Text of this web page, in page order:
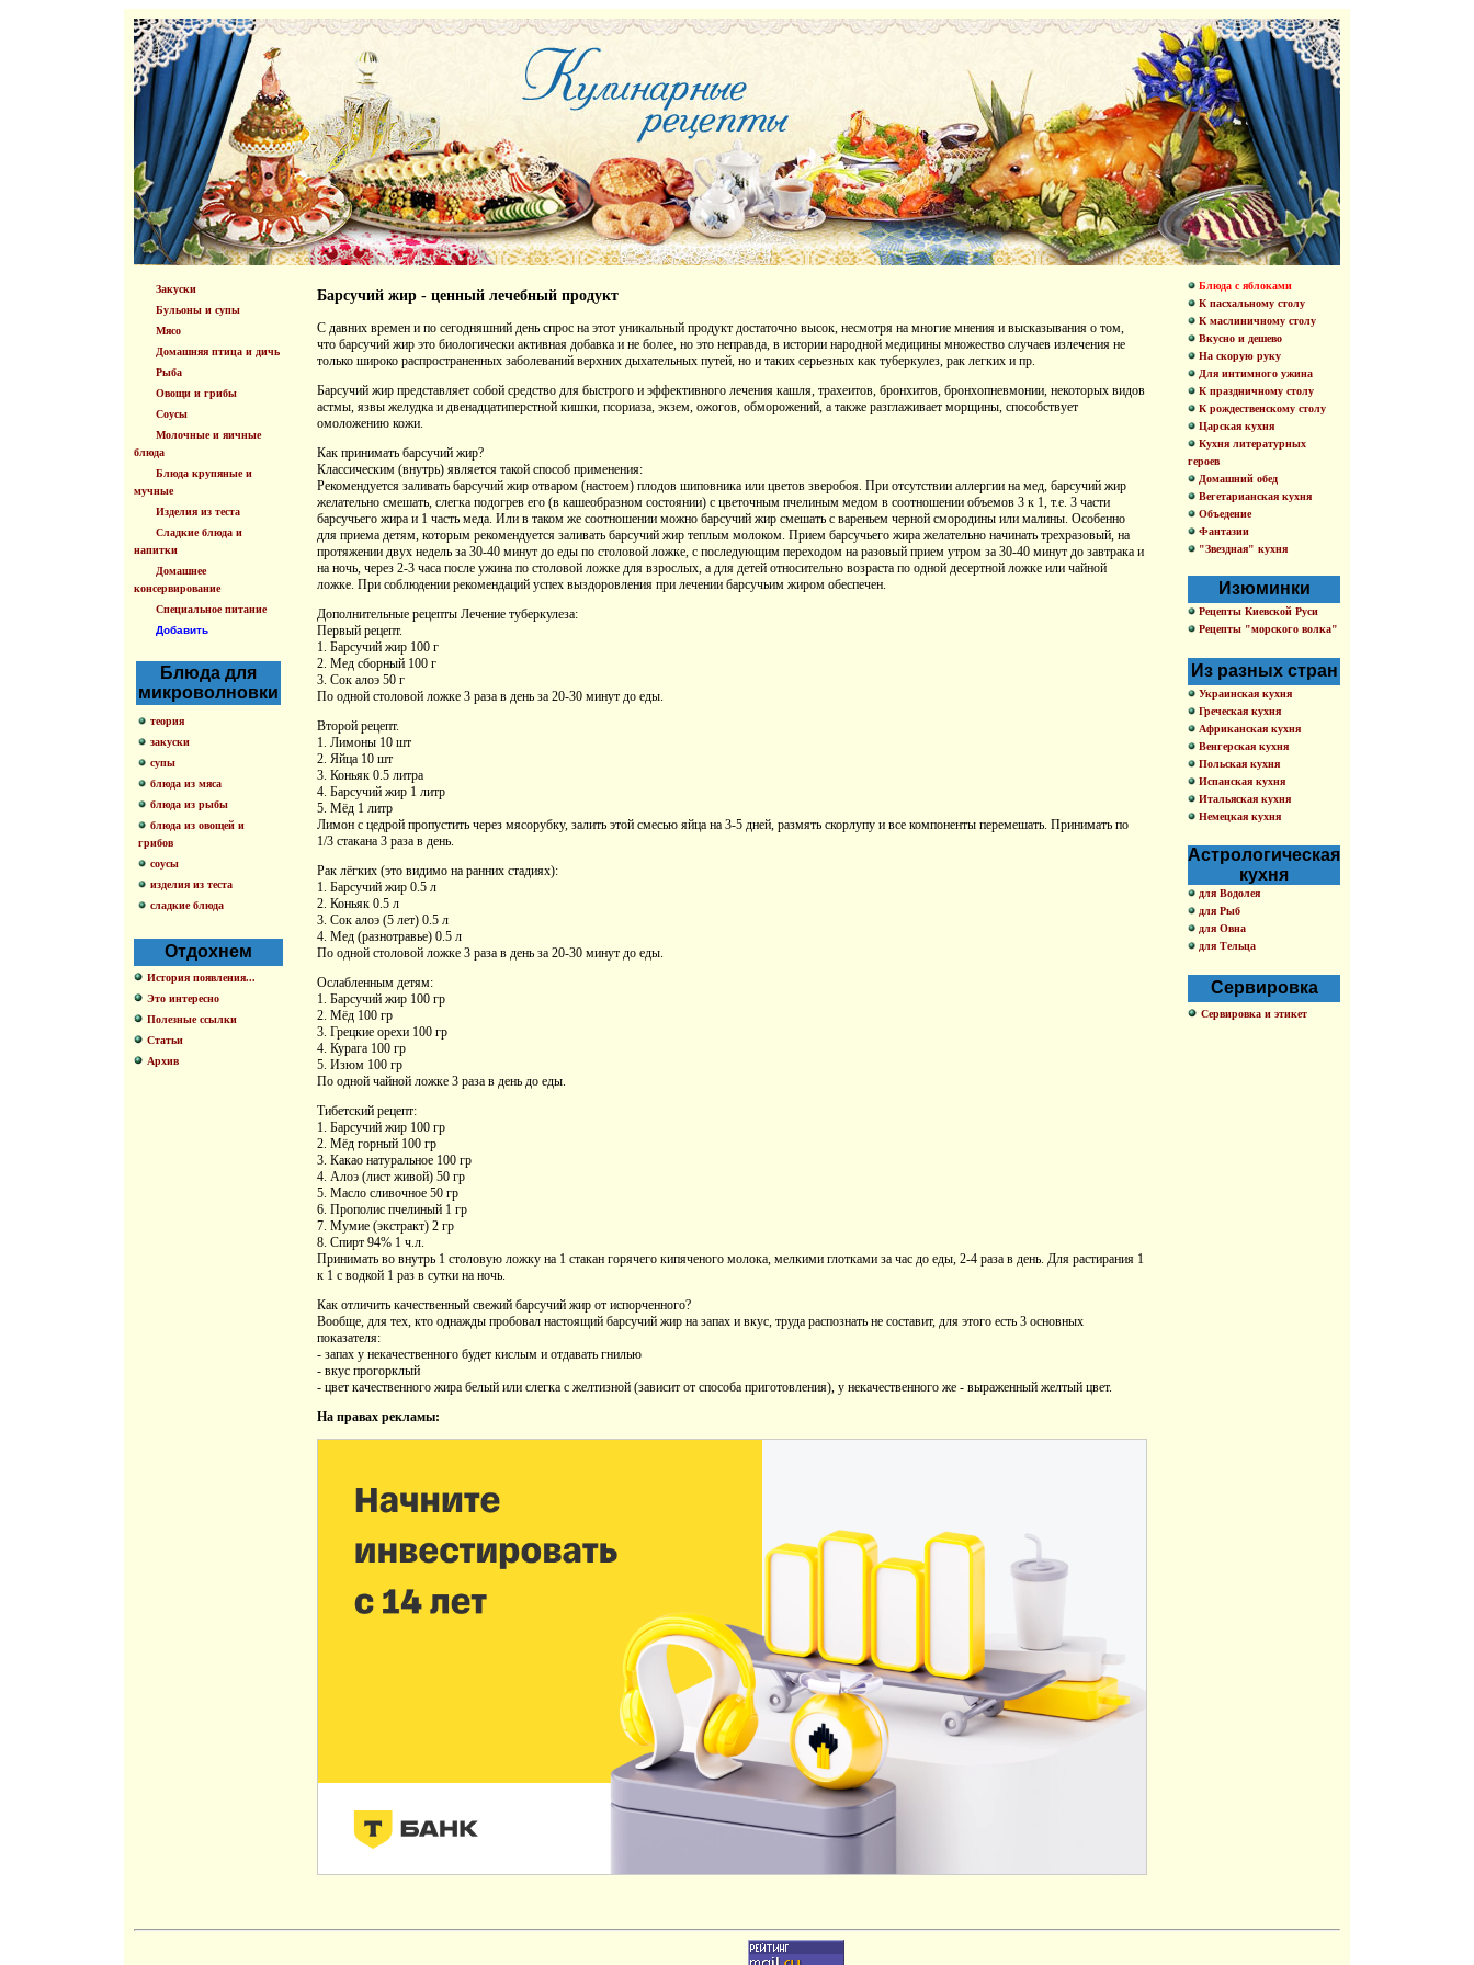
Закуски
Бульоны и супы
Мясо
Домашняя птица и дичь
Рыба
Овощи и грибы
Соусы
Молочные и яичные
блюда
Блюда крупяные и
мучные
Изделия из теста
Сладкие блюда и
напитки
Домашнее
консервирование
Специальное питание
Добавить
Блюда для
микроволновки
теория
закуски
супы
блюда из мяса
блюда из рыбы
блюда из овощей и
грибов
соусы
изделия из теста
сладкие блюда
Отдохнем
История появления...
Это интересно
Полезные ссылки
Статьи
Архив
Барсучий жир - ценный лечебный продукт
С давних времен и по сегодняшний день спрос на этот уникальный продукт достаточно высок, несмотря на многие мнения и высказывания о том,
что барсучий жир это биологически активная добавка и не более, но это неправда, в истории народной медицины множество случаев излечения не
только широко распространенных заболеваний верхних дыхательных путей, но и таких серьезных как туберкулез, рак легких и пр.
Барсучий жир представляет собой средство для быстрого и эффективного лечения кашля, трахеитов, бронхитов, бронхопневмонии, некоторых видов
астмы, язвы желудка и двенадцатиперстной кишки, псориаза, экзем, ожогов, обморожений, а также разглаживает морщины, способствует
омоложению кожи.
Как принимать барсучий жир?
Классическим (внутрь) является такой способ применения:
Рекомендуется заливать барсучий жир отваром (настоем) плодов шиповника или цветов зверобоя. При отсутствии аллергии на мед, барсучий жир
желательно смешать, слегка подогрев его (в кашеобразном состоянии) с цветочным пчелиным медом в соотношении объемов 3 к 1, т.е. 3 части
барсучьего жира и 1 часть меда. Или в таком же соотношении можно барсучий жир смешать с вареньем черной смородины или малины. Особенно
для приема детям, которым рекомендуется заливать барсучий жир теплым молоком. Прием барсучьего жира желательно начинать трехразовый, на
протяжении двух недель за 30-40 минут до еды по столовой ложке, с последующим переходом на разовый прием утром за 30-40 минут до завтрака и
на ночь, через 2-3 часа после ужина по столовой ложке для взрослых, а для детей относительно возраста по одной десертной ложке или чайной
ложке. При соблюдении рекомендаций успех выздоровления при лечении барсучьим жиром обеспечен.
Дополнительные рецепты Лечение туберкулеза:
Первый рецепт.
1. Барсучий жир 100 г
2. Мед сборный 100 г
3. Сок алоэ 50 г
По одной столовой ложке 3 раза в день за 20-30 минут до еды.
Второй рецепт.
1. Лимоны 10 шт
2. Яйца 10 шт
3. Коньяк 0.5 литра
4. Барсучий жир 1 литр
5. Мёд 1 литр
Лимон с цедрой пропустить через мясорубку, залить этой смесью яйца на 3-5 дней, размять скорлупу и все компоненты перемешать. Принимать по
1/3 стакана 3 раза в день.
Рак лёгких (это видимо на ранних стадиях):
1. Барсучий жир 0.5 л
2. Коньяк 0.5 л
3. Сок алоэ (5 лет) 0.5 л
4. Мед (разнотравье) 0.5 л
По одной столовой ложке 3 раза в день за 20-30 минут до еды.
Ослабленным детям:
1. Барсучий жир 100 гр
2. Мёд 100 гр
3. Грецкие орехи 100 гр
4. Курага 100 гр
5. Изюм 100 гр
По одной чайной ложке 3 раза в день до еды.
Тибетский рецепт:
1. Барсучий жир 100 гр
2. Мёд горный 100 гр
3. Какао натуральное 100 гр
4. Алоэ (лист живой) 50 гр
5. Масло сливочное 50 гр
6. Прополис пчелиный 1 гр
7. Мумие (экстракт) 2 гр
8. Спирт 94% 1 ч.л.
Принимать во внутрь 1 столовую ложку на 1 стакан горячего кипяченого молока, мелкими глотками за час до еды, 2-4 раза в день. Для растирания 1
к 1 с водкой 1 раз в сутки на ночь.
Как отличить качественный свежий барсучий жир от испорченного?
Вообще, для тех, кто однажды пробовал настоящий барсучий жир на запах и вкус, труда распознать не составит, для этого есть 3 основных
показателя:
- запах у некачественного будет кислым и отдавать гнилью
- вкус прогорклый
- цвет качественного жира белый или слегка с желтизной (зависит от способа приготовления), у некачественного же - выраженный желтый цвет.
На правах рекламы:
Блюда с яблоками
К пасхальному столу
К маслиничному столу
Вкусно и дешево
На скорую руку
Для интимного ужина
К праздничному столу
К рождественскому столу
Царская кухня
Кухня литературных
героев
Домашний обед
Вегетарианская кухня
Объедение
Фантазии
"Звездная" кухня
Изюминки
Рецепты Киевской Руси
Рецепты "морского волка"
Из разных стран
Украинская кухня
Греческая кухня
Африканская кухня
Венгерская кухня
Польская кухня
Испанская кухня
Итальяская кухня
Немецкая кухня
Астрологическая
кухня
для Водолея
для Рыб
для Овна
для Тельца
Сервировка
Сервировка и этикет